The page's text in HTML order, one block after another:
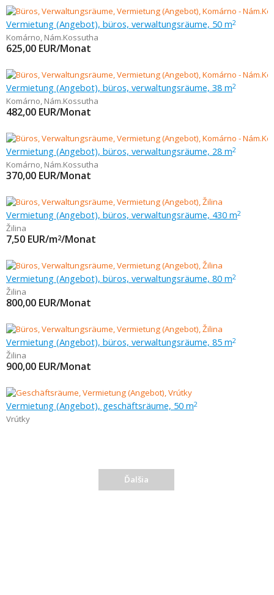
Vermietung (Angebot), büros, verwaltungsräume, 50 m2
Komárno, Nám.Kossutha
625,00 EUR/Monat
Vermietung (Angebot), büros, verwaltungsräume, 38 m2
Komárno, Nám.Kossutha
482,00 EUR/Monat
Vermietung (Angebot), büros, verwaltungsräume, 28 m2
Komárno, Nám.Kossutha
370,00 EUR/Monat
Vermietung (Angebot), büros, verwaltungsräume, 430 m2
Žilina
7,50 EUR/m2/Monat
Vermietung (Angebot), büros, verwaltungsräume, 80 m2
Žilina
800,00 EUR/Monat
Vermietung (Angebot), büros, verwaltungsräume, 85 m2
Žilina
900,00 EUR/Monat
Vermietung (Angebot), geschäftsräume, 50 m2
Vrútky
Ďalšia